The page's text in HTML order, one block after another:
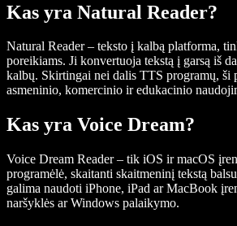
Kas yra Natural Reader?
Natural Reader – teksto į kalbą platforma,
poreikiams. Ji konvertuoja tekstą į garsą iš
kalbų. Skirtingai nei dalis TTS programų, ši
asmeninio, komercinio ir edukacinio
Kas yra Voice Dream?
Voice Dream Reader – tik iOS ir macOS
programėlė, skaitanti skaitmeninį tekstą
galima naudoti iPhone, iPad ar MacBook
naršyklės ar Windows palaikymo.